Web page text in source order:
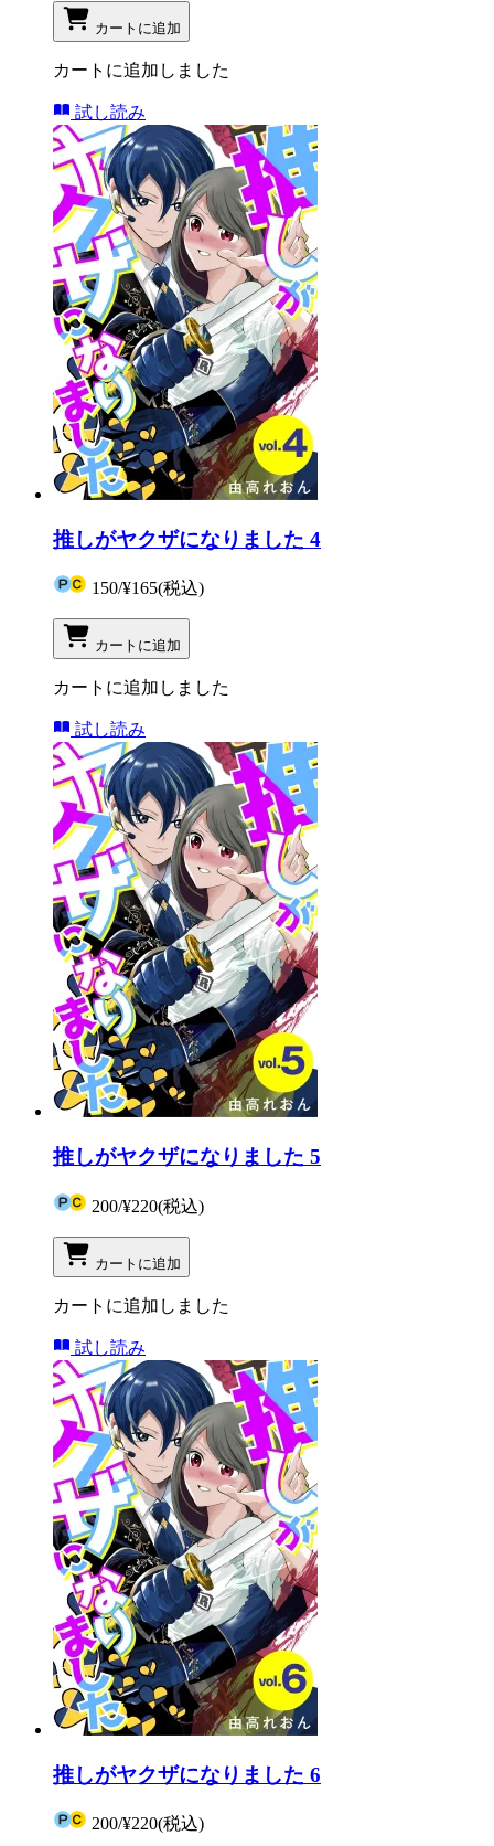
カートに追加
カートに追加しました
試し読み
推しがヤクザになりました 4
150/¥165(税込)
カートに追加
カートに追加しました
試し読み
推しがヤクザになりました 5
200/¥220(税込)
カートに追加
カートに追加しました
試し読み
推しがヤクザになりました 6
200/¥220(税込)